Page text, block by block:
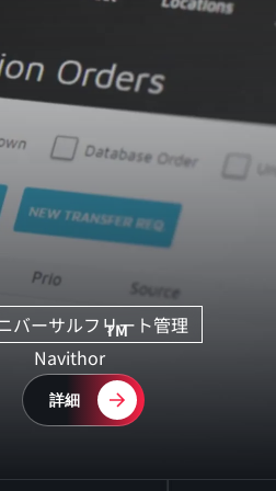
バーサルフリート管理
Navithor
TM
詳細